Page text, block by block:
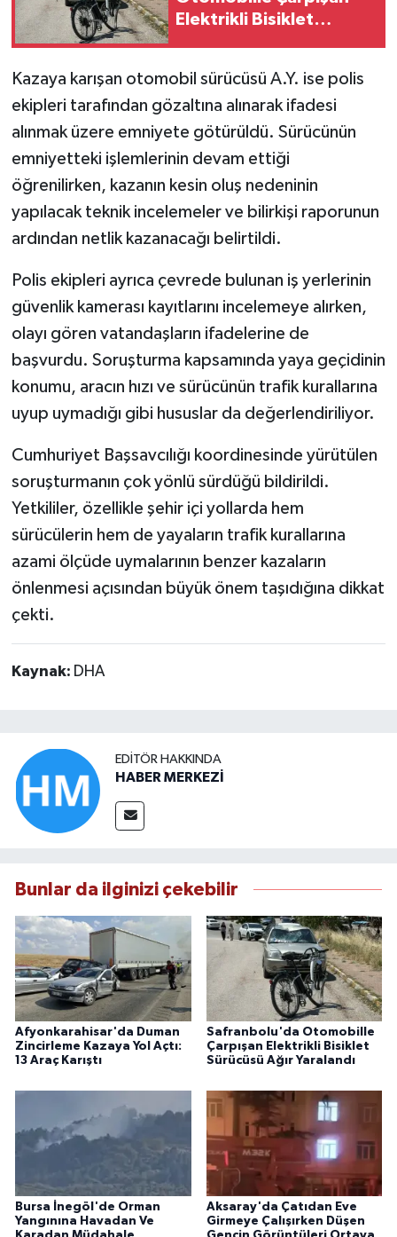
Elektrikli Bisiklet
Kazaya karışan otomobil sürücüsü A.Y. ise polis
ekipleri tarafından gözaltına alınarak ifadesi
alınmak üzere emniyete götürüldü. Sürücünün
emniyetteki işlemlerinin devam ettiği
öğrenilirken, kazanın kesin oluş nedeninin
yapılacak teknik incelemeler ve bilirkişi raporunun
ardından netlik kazanacağı belirtildi.
Polis ekipleri ayrıca çevrede bulunan iş yerlerinin
güvenlik kamerası kayıtlarını incelemeye alırken,
olayı gören vatandaşların ifadelerine de
başvurdu. Soruşturma kapsamında yaya geçidinin
konumu, aracın hızı ve sürücünün trafik kurallarına
uyup uymadığı gibi hususlar da değerlendiriliyor.
Cumhuriyet Başsavcılığı koordinesinde yürütülen
soruşturmanın çok yönlü sürdüğü bildirildi.
Yetkililer, özellikle şehir içi yollarda hem
sürücülerin hem de yayaların trafik kurallarına
azami ölçüde uymalarının benzer kazaların
önlenmesi açısından büyük önem taşıdığına dikkat
çekti.
Kaynak: DHA
EDITÖR HAKKINDA
HABER MERKEZİ
Bunlar da ilginizi çekebilir
Afyonkarahisar'da Duman
Zincirleme Kazaya Yol Açtı:
13 Araç Karıştı
Safranbolu'da Otomobille
Çarpışan Elektrikli Bisiklet
Sürücüsü Ağır Yaralandı
Bursa İnegöl'de Orman
Yangınına Havadan Ve
Aksaray'da Çatıdan Eve
Girmeye Çalışırken Düşen